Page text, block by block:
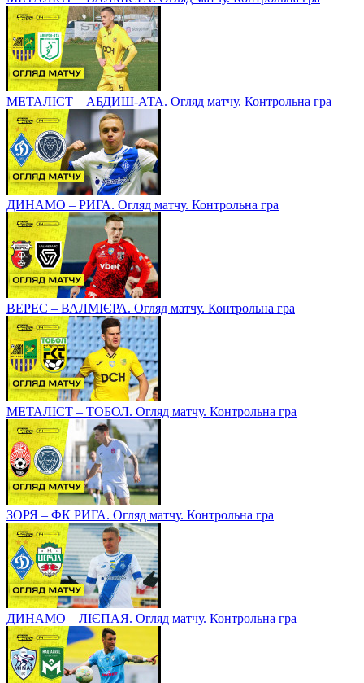
МЕТАЛІСТ – АБДИШ-АТА. Огляд матчу. Контрольна гра
ДИНАМО – РИГА. Огляд матчу. Контрольна гра
ВЕРЕС – ВАЛМІЄРА. Огляд матчу. Контрольна гра
МЕТАЛІСТ – ТОБОЛ. Огляд матчу. Контрольна гра
ЗОРЯ – ФК РИГА. Огляд матчу. Контрольна гра
ДИНАМО – ЛІЄПАЯ. Огляд матчу. Контрольна гра